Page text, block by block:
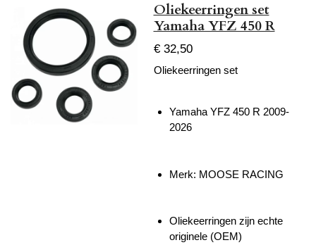
Oliekeerringen set
Yamaha YFZ 450 R
€ 32,50
Oliekeerringen set
Yamaha YFZ 450 R 2009-
2026
Merk: MOOSE RACING
Oliekeerringen zijn echte
originele (OEM)